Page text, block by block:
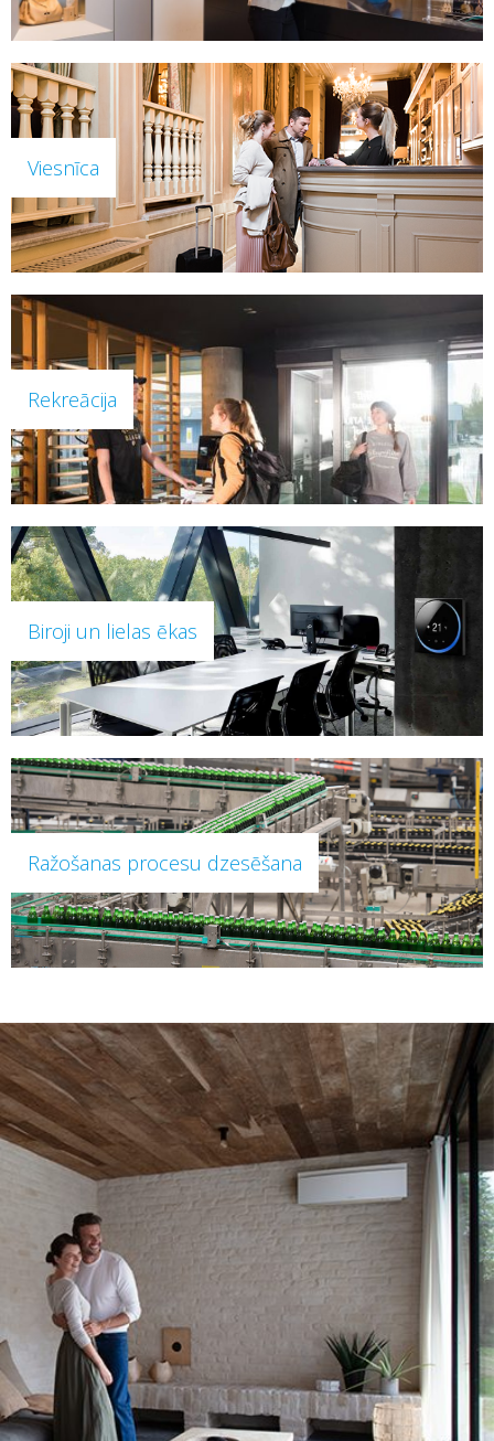
Viesnīca
Rekreācija
Biroji un lielas ēkas
Ražošanas procesu dzesēšana